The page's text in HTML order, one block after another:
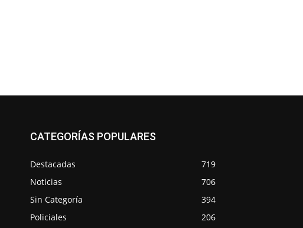
CATEGORÍAS POPULARES
Destacadas
719
Noticias
706
Sin Categoría
394
Policiales
206